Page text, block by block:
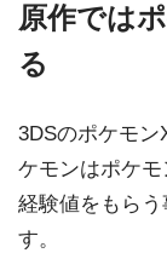
原作では
る
3DSのポケモ
ケモンはポケモ
経験値をもら
す。